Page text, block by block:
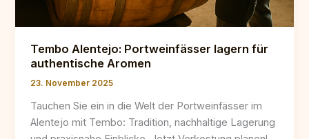
Tembo Alentejo: Portweinfässer lagern für
authentische Aromen
23. November 2025
Tauchen Sie ein in die Welt der Portweinfässer im
Alentejo mit Tembo: Tradition, nachhaltige Lagerung